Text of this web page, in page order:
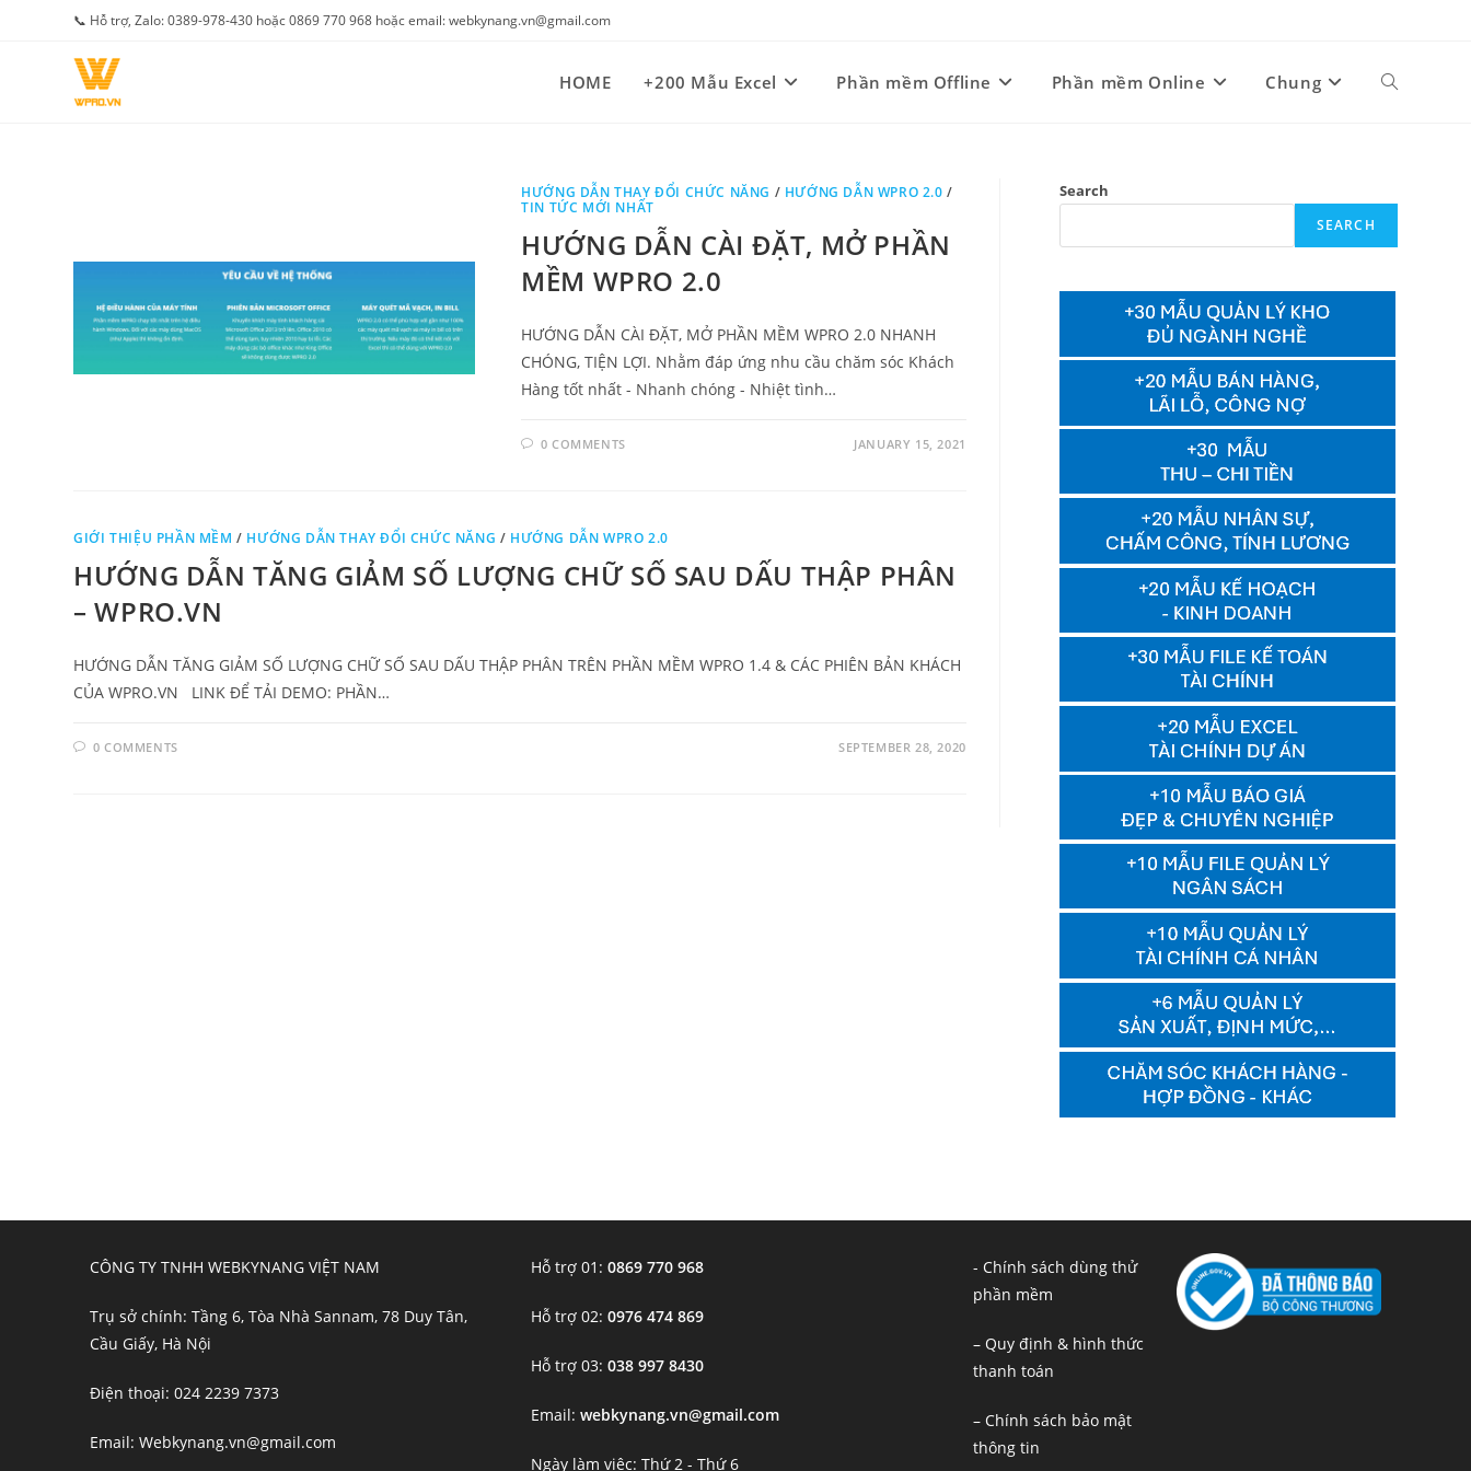
📞 Hỗ trợ, Zalo: 0389-978-430 hoặc 0869 770 968 hoặc email: webkynang.vn@gmail.com
HOME +200 Mẫu Excel Phần mềm Offline Phần mềm Online Chung Toggle
search
HƯỚNG DẪN THAY ĐỔI CHỨC NĂNG / HƯỚNG DẪN WPRO 2.0 /
TIN TỨC MỚI NHẤT
HƯỚNG DẪN CÀI ĐẶT, MỞ PHẦN
MỀM WPRO 2.0
HƯỚNG DẪN CÀI ĐẶT, MỞ PHẦN MỀM WPRO 2.0 NHANH
CHÓNG, TIỆN LỢI. Nhằm đáp ứng nhu cầu chăm sóc Khách
Hàng tốt nhất - Nhanh chóng - Nhiệt tình…
0 COMMENTS JANUARY 15, 2021
GIỚI THIỆU PHẦN MỀM / HƯỚNG DẪN THAY ĐỔI CHỨC NĂNG / HƯỚNG DẪN WPRO 2.0
HƯỚNG DẪN TĂNG GIẢM SỐ LƯỢNG CHỮ SỐ SAU DẤU THẬP PHÂN
– WPRO.VN
HƯỚNG DẪN TĂNG GIẢM SỐ LƯỢNG CHỮ SỐ SAU DẤU THẬP PHÂN TRÊN PHẦN MỀM WPRO 1.4 & CÁC PHIÊN BẢN KHÁCH
CỦA WPRO.VN LINK ĐỂ TẢI DEMO: PHẦN…
0 COMMENTS SEPTEMBER 28, 2020
Search
SEARCH
CÔNG TY TNHH WEBKYNANG VIỆT NAM
Trụ sở chính: Tầng 6, Tòa Nhà Sannam, 78 Duy Tân,
Cầu Giấy, Hà Nội
Điện thoại: 024 2239 7373
Email: Webkynang.vn@gmail.com
Hỗ trợ 01:0869 770 968
Hỗ trợ 02:0976 474 869
Hỗ trợ 03:038 997 8430
Email:webkynang.vn@gmail.com
Ngày làm việc: Thứ 2 - Thứ 6
- Chính sách dùng thử
phần mềm
– Quy định & hình thức
thanh toán
– Chính sách bảo mật
thông tin